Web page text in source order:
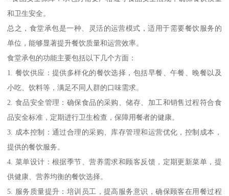
和卫生安全。
总之，食堂承包是一种、灵活的运营模式，适用于需要餐饮服务的
单位，能够显著提升餐饮质量和运营效率。
食堂承包的功能主要包括以下几个方面：
1. 餐饮供应：提供多样化的餐饮选择，包括早餐、午餐、晚餐以及
小吃、饮料等，满足不同人群的口味需求。
2. 食品安全管理：确保食品的采购、储存、加工和销售过程符合食
品安全标准，定期进行卫生检查，保障用餐者的健康。
3. 成本控制：通过合理的采购、库存管理和运营优化，控制成本，
提供的餐饮服务。
4. 菜单设计：根据季节、营养需求和顾客反馈，定期更新菜单，提
供健康、营养均衡的餐饮选择。
5. 服务质量提升：培训员工，提高服务意识，确保顾客在用餐过程